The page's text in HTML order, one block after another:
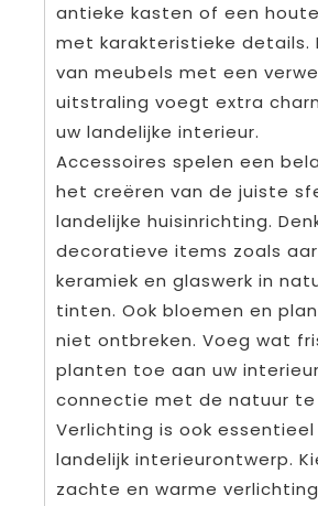
antieke kasten of een
met karakteristieke details.
van meubels met een
uitstraling voegt extra
uw landelijke interieur.
Accessoires spelen een
het creëren van de juiste
landelijke huisinrichting.
decoratieve items zoals
keramiek en glaswerk in
tinten. Ook bloemen en
niet ontbreken. Voeg wat
planten toe aan uw
connectie met de natuur te
Verlichting is ook essentieel
landelijk interieurontwerp.
zachte en warme